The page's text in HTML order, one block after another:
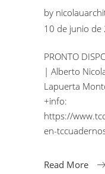
by
10 de junio de
PRONTO
| Alberto
Lapuerta
+info:
https://
en-
Read More